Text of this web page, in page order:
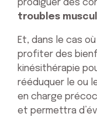
prodiguer des
troubles
Et, dans le cas
profiter des
kinésithérapie
rééduquer le ou
en charge
et permettra